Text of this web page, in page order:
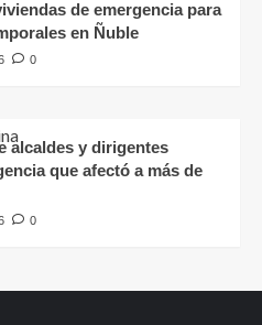
de emergencia para
en Ñuble
0
alcaldes y dirigentes
que afectó a más de
0